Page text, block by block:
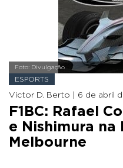
Foto: Divulgação
ESPORTS
Victor D. Berto | 6 de abril
F1BC: Rafael
e Nishimura na
Melbourne